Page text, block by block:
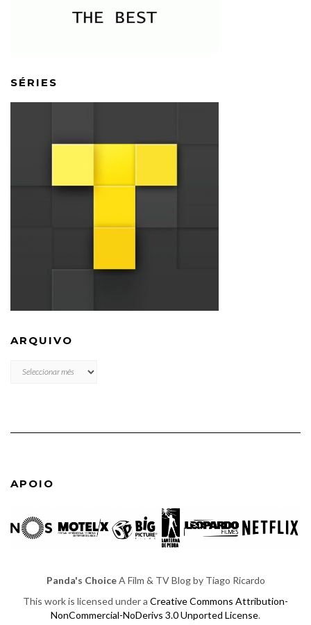
SÉRIES
ARQUIVO
ARQUIVO
APOIO
Panda's ChoiceA Film & TV Blog by Tiago Ricardo
This work is licensed under a Creative Commons Attribution-
NonCommercial-NoDerivs 3.0 Unported License.